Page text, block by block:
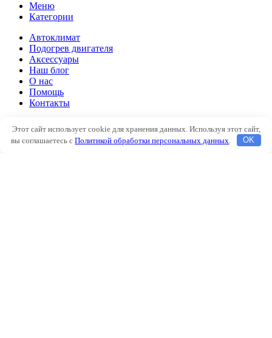
Меню
Категории
Автоклимат
Подогрев двигателя
Аксессуары
Наш блог
О нас
Помощь
Контакты
Подогрев двигателя
Аксессуары
Этот сайт использует cookie для хранения данных. Используя этот сайт,
вы соглашаетесь сПолитикой обработки персональных данных OK